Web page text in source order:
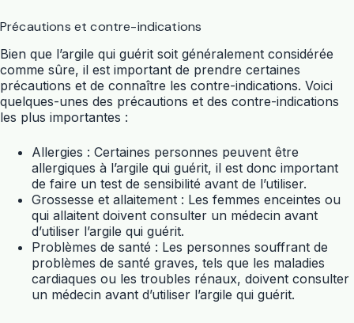
Précautions et contre-indications
Bien que l’argile qui guérit soit généralement considérée
comme sûre, il est important de prendre certaines
précautions et de connaître les contre-indications. Voici
quelques-unes des précautions et des contre-indications
les plus importantes :
Allergies : Certaines personnes peuvent être
allergiques à l’argile qui guérit, il est donc important
de faire un test de sensibilité avant de l’utiliser.
Grossesse et allaitement : Les femmes enceintes ou
qui allaitent doivent consulter un médecin avant
d’utiliser l’argile qui guérit.
Problèmes de santé : Les personnes souffrant de
problèmes de santé graves, tels que les maladies
cardiaques ou les troubles rénaux, doivent consulter
un médecin avant d’utiliser l’argile qui guérit.